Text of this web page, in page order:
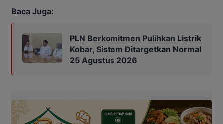
Baca Juga:
PLN Berkomitmen Pulihkan Listrik
Kobar, Sistem Ditargetkan Normal
25 Agustus 2026